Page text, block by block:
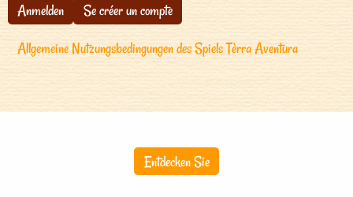
Anmelden
Se créer un compte
Allgemeine Nutzungsbedingungen des Spiels Tèrra Aventura
Entdecken Sie